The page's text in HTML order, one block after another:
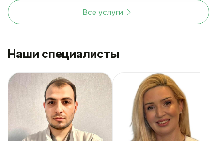
Все услуги
Наши специалисты